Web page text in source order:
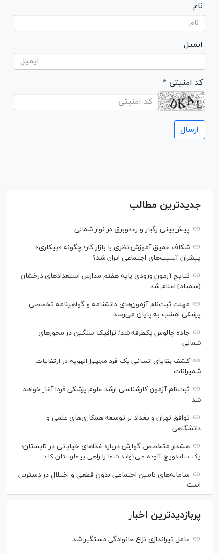
نام
ایمیل
* کد امنیتی
جدیدترین مطالب
پیش‌بینی رگبار و رعدوبرق در نوار شمالی
شکاف عمیق آموزش نظری با بازار کار؛ چگونه «بیکاری»
پیشران آسیب‌های اجتماعی ایران شد؟
نتایج آزمون ورودی پایه هفتم مدارس استعدادهای درخشان
(سمپاد) اعلام شد
مهلت ثبت‌نام آزمون‌های دانشنامه و گواهینامه تخصصی
پزشکی امشب به پایان می‌رسد
جاده چالوس یکطرفه شد/ ترافیک سنگین در محورهای
شمالی
کشف بقایای انسانی یک فرد مجهول‌الهویه در ارتفاعات
شمیرانات
ثبت‌نام آزمون کارشناسی ارشد علوم پزشکی فردا آغاز خواهد
شد
توافق تهران و بغداد بر توسعه همکاری‌های علمی و
دانشگاهی
هشدار متخصص گوارش درباره غذا‌های خیابانی در تابستان؛
یک ساندویچ آلوده می‌تواند شما را راهی بیمارستان کند
سامانه‌های تامین اجتماعی بدون قطعی و اختلال در دسترس
است
پربازدیدترین اخبار
عامل تیراندازی نزاع خانوادگی دستگیر شد